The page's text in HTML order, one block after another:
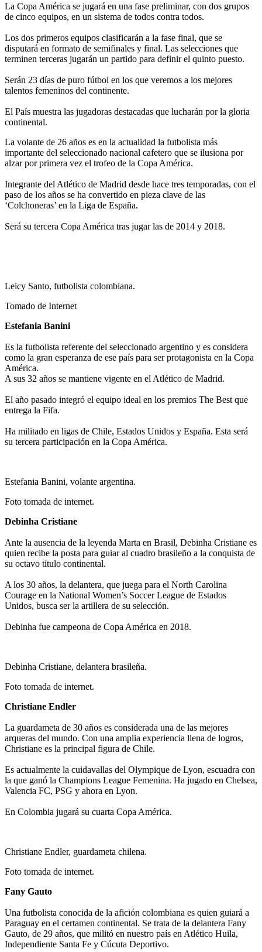
La Copa América se jugará en una fase preliminar, con dos grupos
de cinco equipos, en un sistema de todos contra todos.
Los dos primeros equipos clasificarán a la fase final, que se
disputará en formato de semifinales y final. Las selecciones que
terminen terceras jugarán un partido para definir el quinto puesto.
Serán 23 días de puro fútbol en los que veremos a los mejores
talentos femeninos del continente.
El País muestra las jugadoras destacadas que lucharán por la gloria
continental.
La volante de 26 años es en la actualidad la futbolista más
importante del seleccionado nacional cafetero que se ilusiona por
alzar por primera vez el trofeo de la Copa América.
Integrante del Atlético de Madrid desde hace tres temporadas, con el
paso de los años se ha convertido en pieza clave de las
‘Colchoneras’ en la Liga de España.
Será su tercera Copa América tras jugar las de 2014 y 2018.
Leicy Santo, futbolista colombiana.
Tomado de Internet
Estefania Banini
Es la futbolista referente del seleccionado argentino y es considera
como la gran esperanza de ese país para ser protagonista en la Copa
América.
A sus 32 años se mantiene vigente en el Atlético de Madrid.
El año pasado integró el equipo ideal en los premios The Best que
entrega la Fifa.
Ha militado en ligas de Chile, Estados Unidos y España. Esta será
su tercera participación en la Copa América.
Estefania Banini, volante argentina.
Foto tomada de internet.
Debinha Cristiane
Ante la ausencia de la leyenda Marta en Brasil, Debinha Cristiane es
quien recibe la posta para guiar al cuadro brasileño a la conquista de
su octavo título continental.
A los 30 años, la delantera, que juega para el North Carolina
Courage en la National Women’s Soccer League de Estados
Unidos, busca ser la artillera de su selección.
Debinha fue campeona de Copa América en 2018.
Debinha Cristiane, delantera brasileña.
Foto tomada de internet.
Christiane Endler
La guardameta de 30 años es considerada una de las mejores
arqueras del mundo. Con una amplia experiencia llena de logros,
Christiane es la principal figura de Chile.
Es actualmente la cuidavallas del Olympique de Lyon, escuadra con
la que ganó la Champions League Femenina. Ha jugado en Chelsea,
Valencia FC, PSG y ahora en Lyon.
En Colombia jugará su cuarta Copa América.
Christiane Endler, guardameta chilena.
Foto tomada de internet.
Fany Gauto
Una futbolista conocida de la afición colombiana es quien guiará a
Paraguay en el certamen continental. Se trata de la delantera Fany
Gauto, de 29 años, que militó en nuestro país en Atlético Huila,
Independiente Santa Fe y Cúcuta Deportivo.